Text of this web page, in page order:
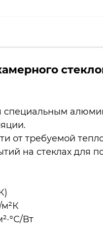
специальным
от требуемой
на стеклах для
Вт